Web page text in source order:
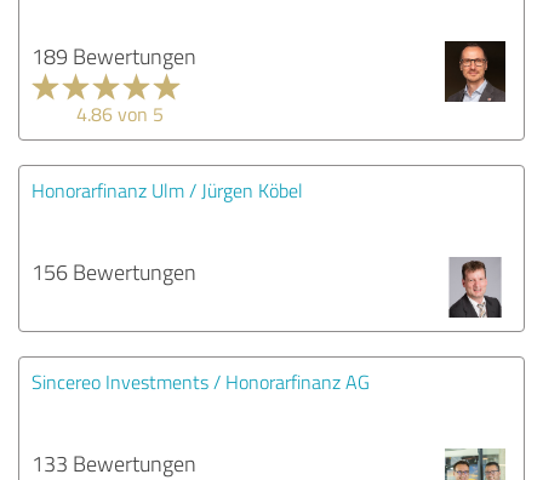
189 Bewertungen
4.86 von 5
Honorarfinanz Ulm / Jürgen Köbel
156 Bewertungen
Sincereo Investments / Honorarfinanz AG
133 Bewertungen